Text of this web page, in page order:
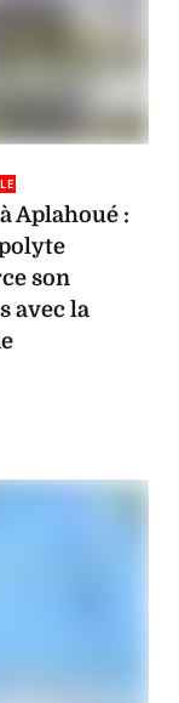
Aplahoué :
son
avec la